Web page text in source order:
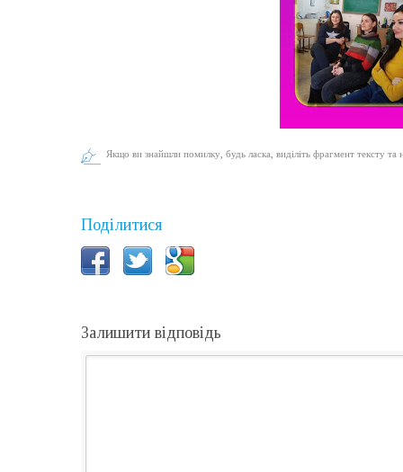
Якщо ви знайшли помилку, будь ласка, виділіть фрагмент тексту та
Поділитися
Залишити відповідь